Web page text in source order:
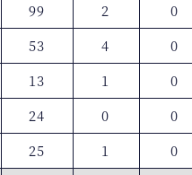
99 2 0
53 4 0
13 1 0
24 0 0
25 1 0